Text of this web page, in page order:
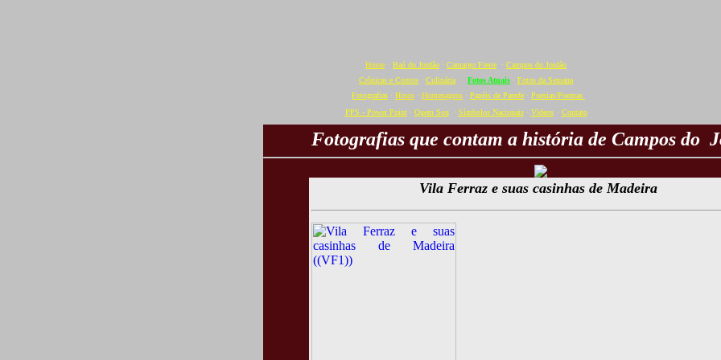
Home · Baú do Jordão · Camargo Freire · Campos do Jordão
Crônicas e Contos · Culinária · Fotos Atuais · Fotos da Semana
Fotografias · Hinos · Homenagens · Papéis de Parede · Poesias/Poemas
PPS - Power Point· Quem Sou· Símbolos Nacionais· Vídeos · Contato
Fotografias que contam a história de Campos do
Vila Ferraz e suas casinhas de Madeira